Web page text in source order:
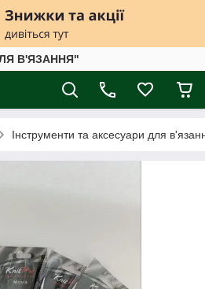
В'ЯЗАННЯ"
Інструменти та аксесуари для